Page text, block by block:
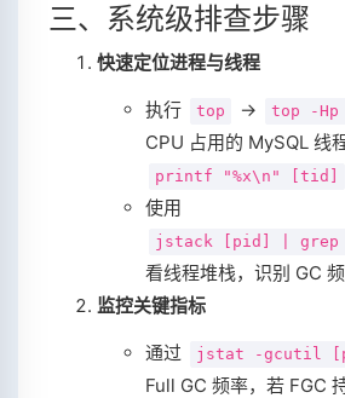
三、系统级排查步骤
快速定位进程与线程
执行 top → top -
CPU 占用的 MySQL 线
printf "%x\n" [tid]
使用
jstack [pid] | grep
看线程堆栈，识别 GC
监控关键指标
通过 jstat -gcutil
Full GC 频率，若 FGC